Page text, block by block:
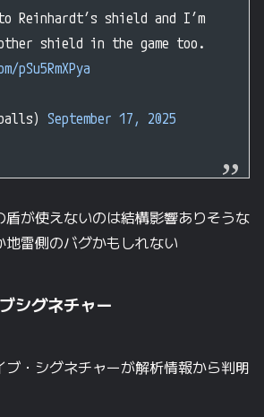
Reinhardt’s shield and I’m
shield in the game too.
September 17, 2025
盾が使えないのは結構影響ありそうな
地雷側のバグかもしれない
シグネチャー
ブ・シグネチャーが解析情報から判明